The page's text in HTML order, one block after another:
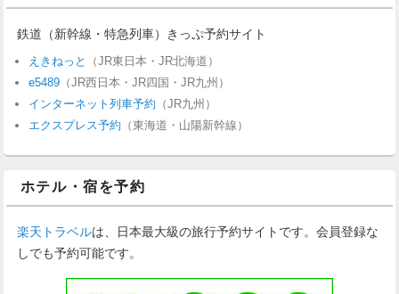
鉄道（新幹線・特急列車）きっぷ予約サイト
えきねっと
（JR東日本・JR北海道）
e5489（JR西日本・JR四国・JR九州）
インターネット列車予約 （JR九州）
エクスプレス予約 （東海道・山陽新幹線）
ホテル・宿を予約
楽天トラベルは、日本最大級の旅行予約サイトです。会員登録な
しでも予約可能です。